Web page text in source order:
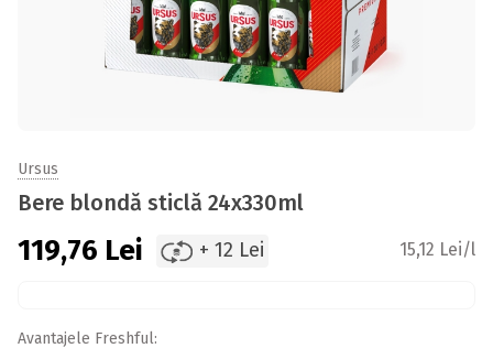
Ursus
Bere blondă sticlă 24x330ml
119,76 Lei + 12 Lei 15,12 Lei/l
Avantajele Freshful: